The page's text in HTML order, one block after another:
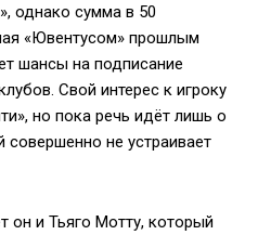
однако сумма в 50
«Ювентусом» прошлым
шансы на подписание
Свой интерес к игроку
но пока речь идёт лишь о
совершенно не устраивает
он и Тьяго Мотту, который